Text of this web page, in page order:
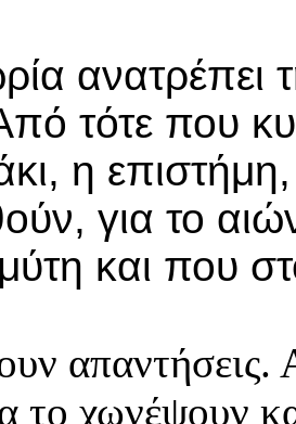
τότε που
η επιστήμη,
για το
και που
απαντήσεις.
το χωνέψουν